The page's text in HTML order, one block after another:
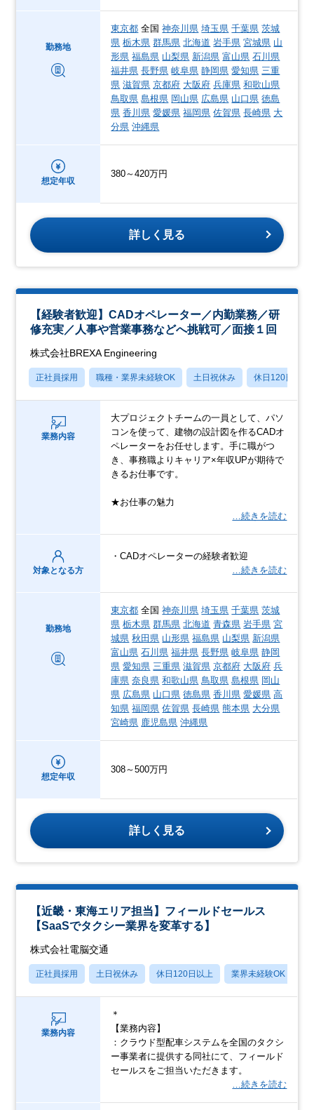
勤務地
東京都 全国神奈川県 埼玉県 千葉県 茨城
県 栃木県 群馬県 北海道 岩手県 宮城県 山
形県 福島県 山梨県 新潟県 富山県 石川県
福井県 長野県 岐阜県 静岡県 愛知県 三重
県 滋賀県 京都府 大阪府 兵庫県 和歌山県
鳥取県 島根県 岡山県 広島県 山口県 徳島
県 香川県 愛媛県 福岡県 佐賀県 長崎県 大
分県 沖縄県
想定年収
380～420万円
詳しく見る
【経験者歓迎】CADオペレーター／内勤業務／研
修充実／人事や営業事務などへ挑戦可／面接１回
株式会社BREXA Engineering
正社員採用 職種・業界未経験OK 土日祝休み 休日120日以上
業務内容
大プロジェクトチームの一員として、パソ
コンを使って、建物の設計図を作るCADオ
ペレーターをお任せします。手に職がつ
き、事務職よりキャリア×年収UPが期待で
きるお仕事です。
★お仕事の魅力
…続きを読む
対象となる方
・CADオペレーターの経験者歓迎
…続きを読む
勤務地
東京都 全国神奈川県 埼玉県 千葉県 茨城
県 栃木県 群馬県 北海道 青森県 岩手県 宮
城県 秋田県 山形県 福島県 山梨県 新潟県
富山県 石川県 福井県 長野県 岐阜県 静岡
県 愛知県 三重県 滋賀県 京都府 大阪府 兵
庫県 奈良県 和歌山県 鳥取県 島根県 岡山
県 広島県 山口県 徳島県 香川県 愛媛県 高
知県 福岡県 佐賀県 長崎県 熊本県 大分県
宮崎県 鹿児島県 沖縄県
想定年収
308～500万円
詳しく見る
【近畿・東海エリア担当】フィールドセールス
【SaaSでタクシー業界を変革する】
株式会社電脳交通
正社員採用 土日祝休み 休日120日以上 業界未経験OK
業務内容
＊
【業務内容】
：クラウド型配車システムを全国のタクシ
ー事業者に提供する同社にて、フィールド
セールスをご担当いただきます。
…続きを読む